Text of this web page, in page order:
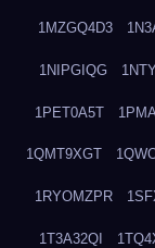
1MZGQ4D3
1NIPGIQG
1PET0A5T
1QMT9XGT
1RYOMZPR
1T3A32QI